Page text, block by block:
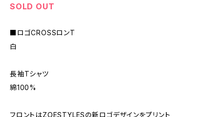
SOLD OUT
■ロゴCROSSロンT
白
長袖Tシャツ
綿100%
フロントはZOESTYLESの新ロゴデザインをプリント